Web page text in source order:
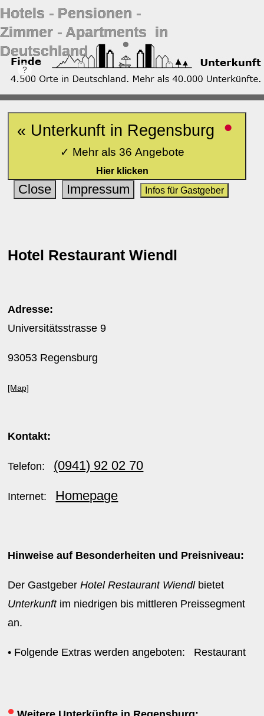
Hotels ‐ Pensionen ‐
Zimmer ‐ Apartments in
Deutschland
« Unterkunft in Regensburg •
✓ Mehr als 36 Angebote
Hier klicken
Close Impressum Infos für Gastgeber
Hotel Restaurant Wiendl
Adresse:
Universitätsstrasse 9
93053 Regensburg
[Map]
Kontakt:
Telefon: (0941) 92 02 70
Internet: Homepage
Hinweise auf Besonderheiten und Preisniveau:
Der GastgeberHotel Restaurant Wiendlbietet
Unterkunftim niedrigen bis mittleren Preissegment
an.
• Folgende Extras werden angeboten: Restaurant
•